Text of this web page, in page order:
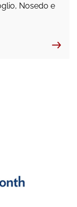
Nosedo e